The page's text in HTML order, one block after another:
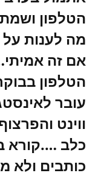
הטלפון
מה לענות
אם זה
הטלפון
עובר
ווינט
כלב ….קורא
כותבים ולא